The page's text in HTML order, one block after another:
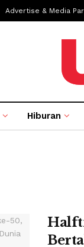
Advertise & Media
Hiburan